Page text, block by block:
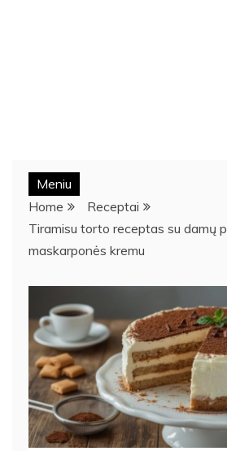
Meniu
Home
Receptai
Tiramisu torto receptas su damų
maskarponės kremu